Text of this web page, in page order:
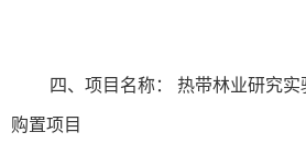
四、项目名称：
热带林业研究
购置项目